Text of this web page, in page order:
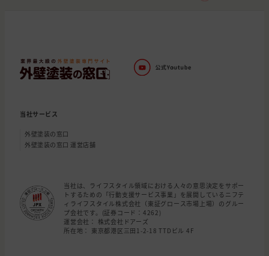
当社サービス
外壁塗装の窓口
外壁塗装の窓口 運営店舗
当社は、ライフスタイル領域における人々の意思決定をサポー
トするための「行動支援サービス事業」を展開しているニフテ
ィライフスタイル株式会社（東証グロース市場上場）のグルー
プ会社です。(証券コード：4262)
運営会社： 株式会社ドアーズ
所在地： 東京都港区三田1-2-18 TTDビル 4F